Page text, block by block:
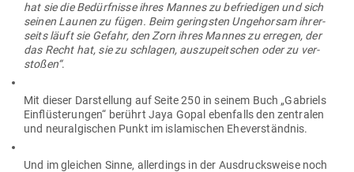
hat sie die Bedürf­nisse ihres Mannes zu befrie­digen und sich
seinen Launen zu fügen. Beim geringsten Unge­horsam ihrer­
seits läuft sie Gefahr, den Zorn ihres Mannes zu erregen, der
das Recht hat, sie zu schlagen, aus­zu­peit­schen oder zu ver­
stoßen“.
Mit dieser Dar­stellung auf Seite 250 in seinem Buch „Gabriels
Ein­flüs­te­rungen“ berührt Jaya Gopal eben­falls den zen­tralen
und neur­al­gi­schen Punkt im isla­mi­schen Eheverständnis.
Und im gleichen Sinne, aller­dings in der Aus­drucks­weise noch